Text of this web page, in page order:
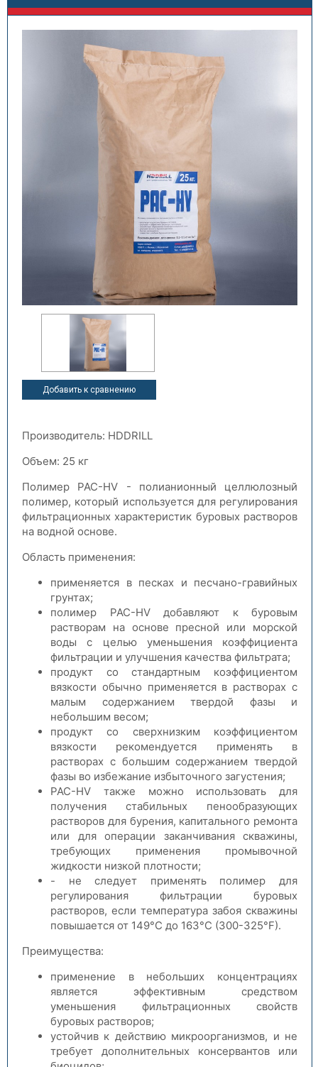
Добавить к сравнению
Производитель: HDDRILL
Объем: 25 кг
Полимер PAC-HV - полианионный целлюлозный
полимер, который используется для регулирования
фильтрационных характеристик буровых растворов
на водной основе.
Область применения:
применяется в песках и песчано-гравийных
грунтах;
полимер PAC-HV добавляют к буровым
растворам на основе пресной или морской
воды с целью уменьшения коэффициента
фильтрации и улучшения качества фильтрата;
продукт со стандартным коэффициентом
вязкости обычно применяется в растворах с
малым содержанием твердой фазы и
небольшим весом;
продукт со сверхнизким коэффициентом
вязкости рекомендуется применять в
растворах с большим содержанием твердой
фазы во избежание избыточного загустения;
PAC-HV также можно использовать для
получения стабильных пенообразующих
растворов для бурения, капитального ремонта
или для операции заканчивания скважины,
требующих применения промывочной
жидкости низкой плотности;
- не следует применять полимер для
регулирования фильтрации буровых
растворов, если температура забоя скважины
повышается от 149°C до 163°C (300-325°F).
Преимущества:
применение в небольших концентрациях
является эффективным средством
уменьшения фильтрационных свойств
буровых растворов;
устойчив к действию микроорганизмов, и не
требует дополнительных консервантов или